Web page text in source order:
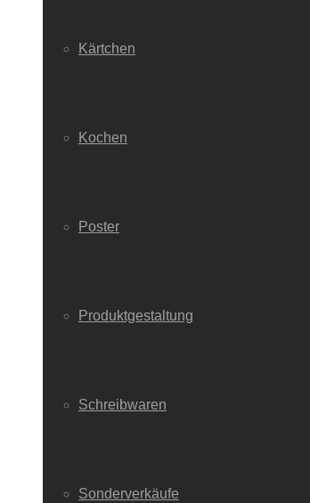
Kärtchen
Kochen
Poster
Produktgestaltung
Schreibwaren
Sonderverkäufe